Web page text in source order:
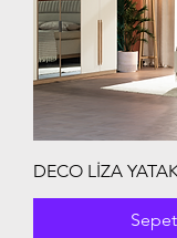
DECO LİZA